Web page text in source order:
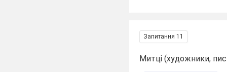
Запитання 11
Митці (художники,